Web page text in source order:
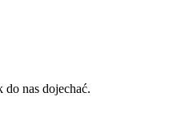
do nas dojechać.